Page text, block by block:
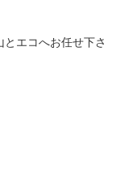
エコへお任せ下さ